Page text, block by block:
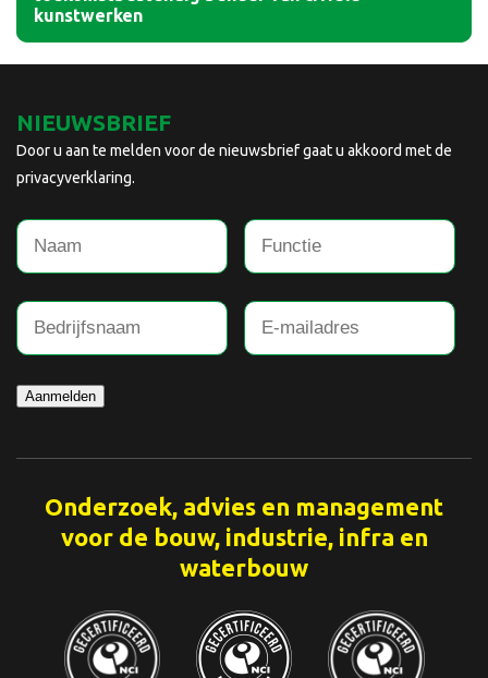
kunstwerken
NIEUWSBRIEF
Door u aan te melden voor de nieuwsbrief gaat u akkoord met de
privacyverklaring.
Aanmelden
Onderzoek, advies en management
voor de bouw, industrie, infra en
waterbouw